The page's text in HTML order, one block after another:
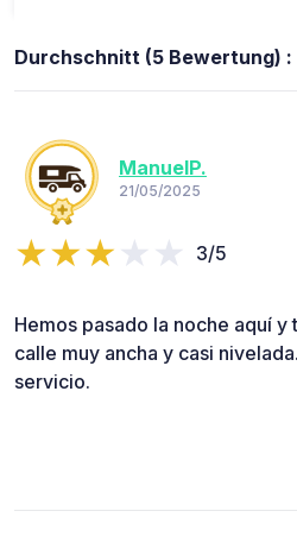
Durchschnitt (5 Bewertung) :
ManuelP.
21/05/2025
3/5
Hemos pasado la noche aquí y
calle muy ancha y casi
servicio.